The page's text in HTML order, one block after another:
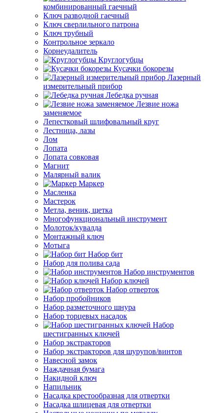
комбинированный гаечный
Ключ разводной гаечный
Ключ сверлильного патрона
Ключ трубный
Контрольное зеркало
Корнеудалитель
Круглогубцы
Кусачки бокорезы
Лазерный
измерительный прибор
Лебедка ручная
Лезвие ножа
заменяемое
Лепестковый шлифовальный круг
Лестница, лазы
Лом
Лопата
Лопата совковая
Магнит
Малярный валик
Маркер
Масленка
Мастерок
Метла, веник, щетка
Многофункциональный инструмент
Молоток/кувалда
Монтажный ключ
Мотыга
Набор бит
Набор для полива сада
Набор инструментов
Набор ключей
Набор отверток
Набор пробойников
Набор разметочного шнура
Набор торцевых насадок
Набор
шестигранных ключей
Набор экстракторов
Набор экстракторов для шурупов/винтов
Навесной замок
Наждачная бумага
Накидной ключ
Напильник
Насадка крестообразная для отвертки
Насадка шлицевая для отвертки